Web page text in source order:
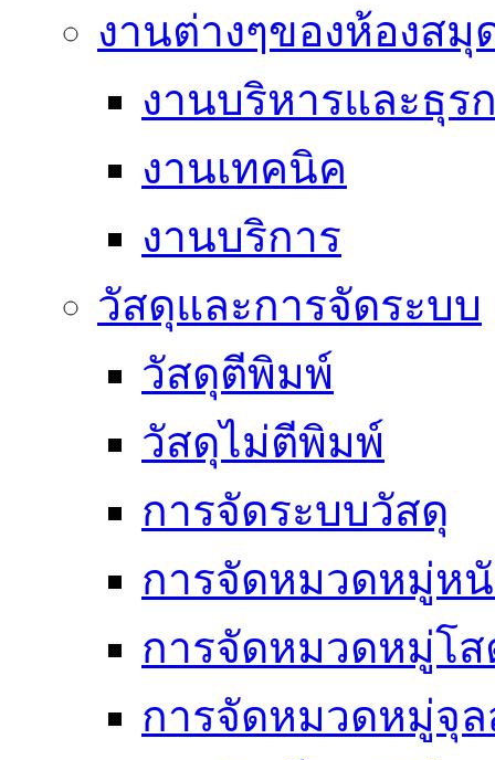
งานต่างๆของห้องสมุ
งานบริหารและธุร
งานเทคนิค
งานบริการ
วัสดุและการจัดระบบ
วัสดุตีพิมพ์
วัสดุไม่ตีพิมพ์
การจัดระบบวัสดุ
การจัดหมวดหมู่ห
การจัดหมวดหมู่โ
การจัดหมวดหมู่จุ